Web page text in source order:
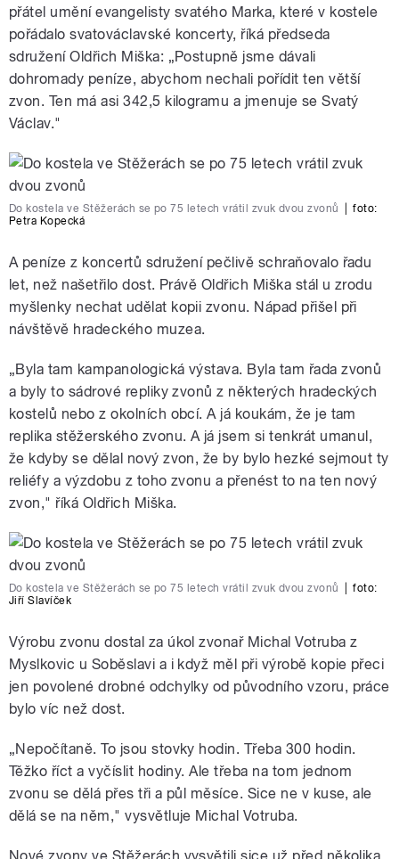
přátel umění evangelisty svatého Marka, které v kostele
pořádalo svatováclavské koncerty, říká předseda
sdružení Oldřich Miška: „Postupně jsme dávali
dohromady peníze, abychom nechali pořídit ten větší
zvon. Ten má asi 342,5 kilogramu a jmenuje se Svatý
Václav."
Do kostela ve Stěžerách se po 75 letech vrátil zvuk dvou zvonů
foto:
Petra Kopecká
A peníze z koncertů sdružení pečlivě schraňovalo řadu
let, než našetřilo dost. Právě Oldřich Miška stál u zrodu
myšlenky nechat udělat kopii zvonu. Nápad přišel při
návštěvě hradeckého muzea.
„Byla tam kampanologická výstava. Byla tam řada zvonů
a byly to sádrové repliky zvonů z některých hradeckých
kostelů nebo z okolních obcí. A já koukám, že je tam
replika stěžerského zvonu. A já jsem si tenkrát umanul,
že kdyby se dělal nový zvon, že by bylo hezké sejmout ty
reliéfy a výzdobu z toho zvonu a přenést to na ten nový
zvon," říká Oldřich Miška.
Do kostela ve Stěžerách se po 75 letech vrátil zvuk dvou zvonů
foto:
Jiří Slavíček
Výrobu zvonu dostal za úkol zvonař Michal Votruba z
Myslkovic u Soběslavi a i když měl při výrobě kopie přeci
jen povolené drobné odchylky od původního vzoru, práce
bylo víc než dost.
„Nepočítaně. To jsou stovky hodin. Třeba 300 hodin.
Těžko říct a vyčíslit hodiny. Ale třeba na tom jednom
zvonu se dělá přes tři a půl měsíce. Sice ne v kuse, ale
dělá se na něm," vysvětluje Michal Votruba.